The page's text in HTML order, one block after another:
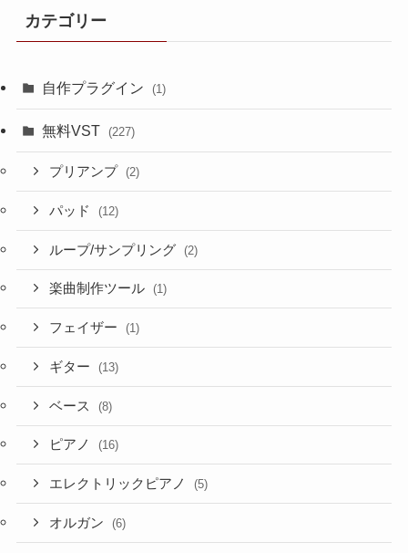
カテゴリー
自作プラグイン (1)
無料VST (227)
プリアンプ (2)
パッド (12)
ループ/サンプリング (2)
楽曲制作ツール (1)
フェイザー (1)
ギター (13)
ベース (8)
ピアノ (16)
エレクトリックピアノ (5)
オルガン (6)